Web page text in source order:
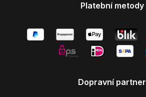
Platební metody
Dopravní partner